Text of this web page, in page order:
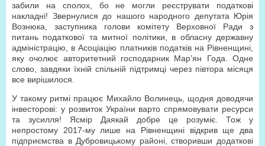
забили на сполох, бо не могли реєструвати податкові
накладні! Звернулися до нашого народного депутата Юрія
Вознюка, заступника голови комітету Верховної Ради з
питань податкової та митної політики, в обласну державну
адміністрацію, в Асоціацію платників податків на Рівненщині,
яку очолює авторитетний господарник Мар’ян Года. Одне
слово, завдяки їхній спільній підтримці через півтора місяця
все вирішилося.
У такому ритмі працює Михайло Волинець, щодня доводячи
інвесторові: у розвиток України варто спрямовувати ресурси
та зусилля! Ясмір Даякай добре це розуміє. Тож у
непростому 2017-му лише на Рівненщині відкрив ще два
підприємства в Дубровицькому районі, створивши додаткові